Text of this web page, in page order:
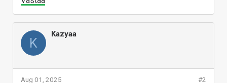
K
Kazyaa
#2
Aug 01, 2025